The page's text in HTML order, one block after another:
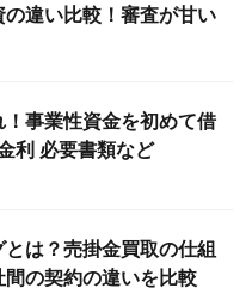
違い比較！審査が甘い
事業性資金を初めて借
利 必要書類など
は？売掛金買取の仕組
間の契約の違いを比較